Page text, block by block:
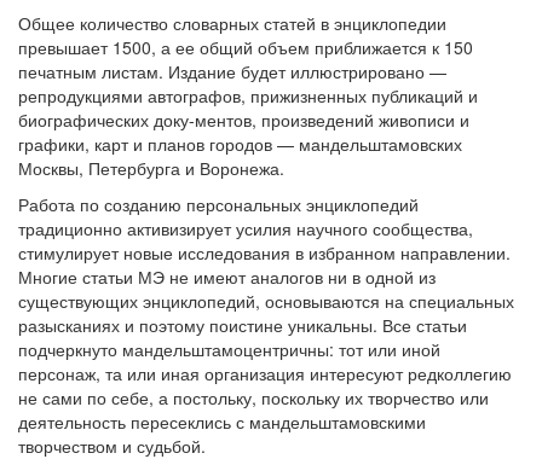
Общее количество словарных статей в энциклопедии
превышает 1500, а ее общий объем приближается к 150
печатным листам. Издание будет иллюстрировано —
репродукциями автографов, прижизненных публикаций и
биографических доку-ментов, произведений живописи и
графики, карт и планов городов — мандельштамовских
Москвы, Петербурга и Воронежа.
Работа по созданию персональных энциклопедий
традиционно активизирует усилия научного сообщества,
стимулирует новые исследования в избранном направлении.
Многие статьи МЭ не имеют аналогов ни в одной из
существующих энциклопедий, основываются на специальных
разысканиях и поэтому поистине уникальны. Все статьи
подчеркнуто мандельштамоцентричны: тот или иной
персонаж, та или иная организация интересуют редколлегию
не сами по себе, а постольку, поскольку их творчество или
деятельность пересеклись с мандельштамовскими
творчеством и судьбой.